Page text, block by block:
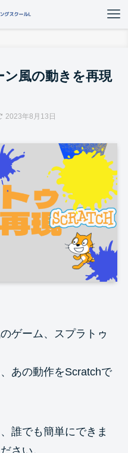
風の動きを再現
2023年8月13日
ゲーム、スプラトゥ
あの動作をScratchで
誰でも簡単にできま